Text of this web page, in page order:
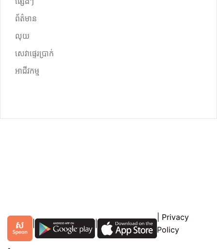
ព័ត៌មាន
លុយ
សេវាផ្ទេរប្រាក់
អាជីវកម្ម
| |
| Privacy
Policy